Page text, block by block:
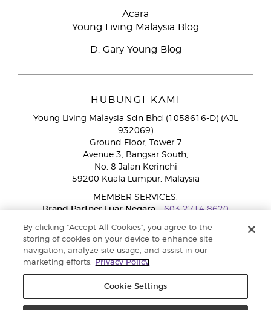
Acara
Young Living Malaysia Blog
D. Gary Young Blog
HUBUNGI KAMI
Young Living Malaysia Sdn Bhd (1058616-D) (AJL
932069)
Ground Floor, Tower 7
Avenue 3, Bangsar South,
No. 8 Jalan Kerinchi
59200 Kuala Lumpur, Malaysia
MEMBER SERVICES:
Brand Partner Luar Negara:+603 2714 8620
WhatsApp:
+60 15 4600 0691
By clicking “Accept All Cookies”, you agree to the
storing of cookies on your device to enhance site
navigation, analyze site usage, and assist in our
marketing efforts.
Privacy Policy
Cookie Settings